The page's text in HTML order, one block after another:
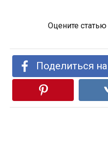
Оцените статью
Поделиться